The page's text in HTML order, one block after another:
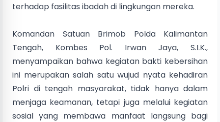
terhadap fasilitas ibadah di lingkungan mereka.
Komandan Satuan Brimob Polda Kalimantan
Tengah, Kombes Pol. Irwan Jaya, S.I.K.,
menyampaikan bahwa kegiatan bakti kebersihan
ini merupakan salah satu wujud nyata kehadiran
Polri di tengah masyarakat, tidak hanya dalam
menjaga keamanan, tetapi juga melalui kegiatan
sosial yang membawa manfaat langsung bagi